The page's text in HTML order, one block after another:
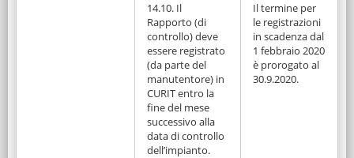
14.10. Il
Rapporto (di
controllo) deve
essere registrato
(da parte del
manutentore) in
CURIT entro la
fine del mese
successivo alla
data di controllo
dell’impianto.
Il termine per
le registrazioni
in scadenza dal
1 febbraio 2020
è prorogato al
30.9.2020.